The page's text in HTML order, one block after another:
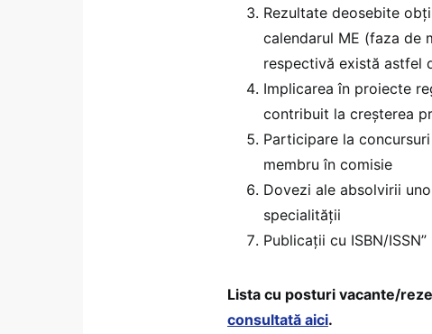
Rezultate deosebite
calendarul ME (faza de
respectivă există astfel
Implicarea în proiecte
contribuit la creșterea
Participare la
membru în comisie
Dovezi ale absolvirii
specialității
Publicații cu ISBN/ISSN”
Lista cu posturi vacante/
consultată aici.